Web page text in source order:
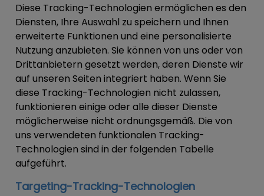
Diese Tracking-Technologien ermöglichen es den
Diensten, Ihre Auswahl zu speichern und Ihnen
erweiterte Funktionen und eine personalisierte
Nutzung anzubieten. Sie können von uns oder von
Drittanbietern gesetzt werden, deren Dienste wir
auf unseren Seiten integriert haben. Wenn Sie
diese Tracking-Technologien nicht zulassen,
funktionieren einige oder alle dieser Dienste
möglicherweise nicht ordnungsgemäß. Die von
uns verwendeten funktionalen Tracking-
Technologien sind in der folgenden Tabelle
aufgeführt.
Targeting-Tracking-Technologien